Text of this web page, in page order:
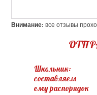
Внимание: все отзывы
Школьник:
составляем
ему распорядок